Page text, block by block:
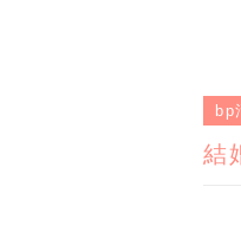
bp
結